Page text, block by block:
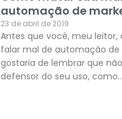
automação de
23 de abril de 2019
Antes que você, meu leitor,
falar mal de automação de
gostaria de lembrar que
defensor do seu uso, como…